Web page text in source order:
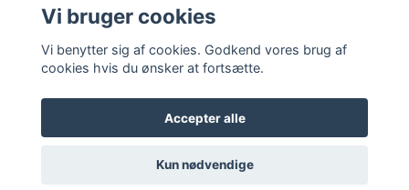
Sociale medier
© 2026 Goodbye circus
Vi bruger cookies
Vi benytter sig af cookies. Godkend vores brug af
cookies hvis du ønsker at fortsætte.
Accepter alle
Kun nødvendige